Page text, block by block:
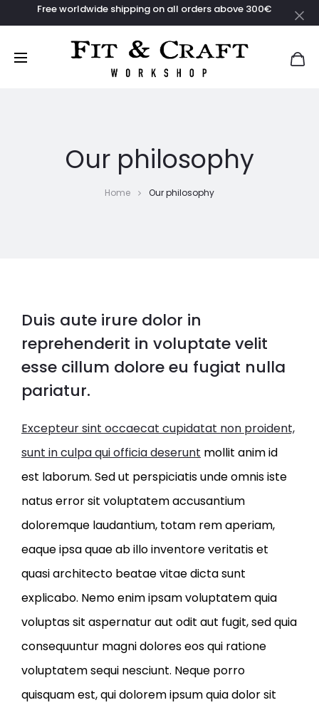
Free worldwide shipping on all orders above 300€
Our philosophy
Home Our philosophy
Duis aute irure dolor in
reprehenderit in voluptate velit
esse cillum dolore eu fugiat nulla
pariatur.
Excepteur sint occaecat cupidatat non proident,
sunt in culpa qui officia deserunt mollit anim id
est laborum. Sed ut perspiciatis unde omnis iste
natus error sit voluptatem accusantium
doloremque laudantium, totam rem aperiam,
eaque ipsa quae ab illo inventore veritatis et
quasi architecto beatae vitae dicta sunt
explicabo. Nemo enim ipsam voluptatem quia
voluptas sit aspernatur aut odit aut fugit, sed quia
consequuntur magni dolores eos qui ratione
voluptatem sequi nesciunt. Neque porro
quisquam est, qui dolorem ipsum quia dolor sit